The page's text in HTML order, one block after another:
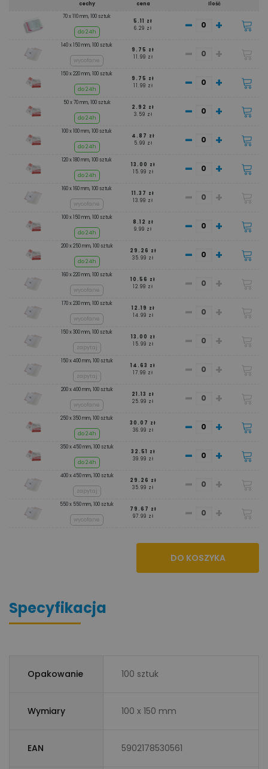
cechy cena
Ilość
70 x 110 mm, 100 sztuk
do 24h
5.11 zł
6.29 zł
- +
140 x 150 mm, 100 sztuk
wycofane
9.75 zł
11.99 zł
- +
150 x 220 mm, 100 sztuk
do 24h
9.75 zł
11.99 zł
- +
50 x 70 mm, 100 sztuk
do 24h
2.92 zł
3.59 zł
- +
100 x 100 mm, 100 sztuk
do 24h
4.87 zł
5.99 zł
- +
120 x 180 mm, 100 sztuk
do 24h
13.00 zł
15.99 zł
- +
160 x 160 mm, 100 sztuk
wycofane
11.37 zł
13.99 zł
- +
100 x 150 mm, 100 sztuk
do 24h
8.12 zł
9.99 zł
- +
200 x 250 mm, 100 sztuk
do 24h
29.26 zł
35.99 zł
- +
160 x 220 mm, 100 sztuk
wycofane
10.56 zł
12.99 zł
- +
170 x 230 mm, 100 sztuk
wycofane
12.19 zł
14.99 zł
- +
150 x 300 mm, 100 sztuk
zapytaj
13.00 zł
15.99 zł
- +
150 x 400 mm, 100 sztuk
zapytaj
14.63 zł
17.99 zł
- +
200 x 400 mm, 100 sztuk
wycofane
21.13 zł
25.99 zł
- +
250 x 350 mm, 100 sztuk
do 24h
30.07 zł
36.99 zł
- +
350 x 450 mm, 100 sztuk
do 24h
32.51 zł
39.99 zł
- +
400 x 450 mm, 100 sztuk
zapytaj
29.26 zł
35.99 zł
- +
550 x 550 mm, 100 sztuk
wycofane
79.67 zł
97.99 zł
- +
DO KOSZYKA
Specyfikacja
Opakowanie 100 sztuk
Wymiary 100 x 150 mm
EAN 5902178530561